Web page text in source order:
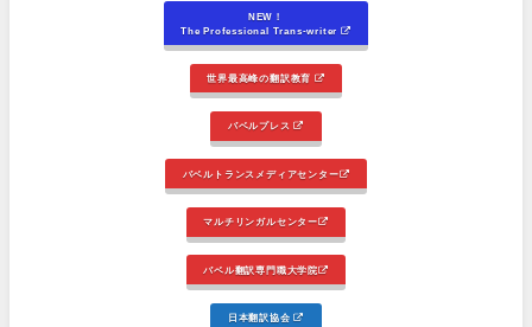
NEW！
The Professional Trans-writer
世界最高峰の翻訳教育
バベルプレス
バベルトランスメディアセンター
マルチリンガルセンター
バベル翻訳専門職大学院
日本翻訳協会